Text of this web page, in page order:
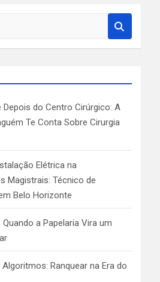
do Centro Cirúrgico: A
Te Conta Sobre Cirurgia
Elétrica na
Magistrais: Técnico de
Belo Horizonte
a Papelaria Vira um
Ranquear na Era do